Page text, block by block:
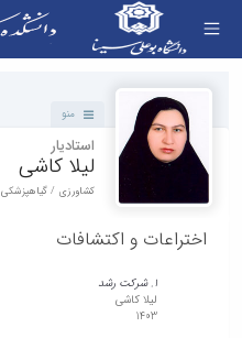
منو
استادیار
لیلا کاشی
کشاورزی / گیاهپزشکی
اختراعات و اکتشافات
1. شرکت رشد
لیلا کاشی
1403